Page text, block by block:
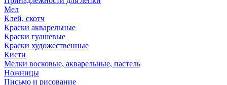
Мел
Клей, скотч
Краски акварельные
Краски гуашевые
Краски художественные
Кисти
Мелки восковые, акварельные, пастель
Ножницы
Письмо и рисование